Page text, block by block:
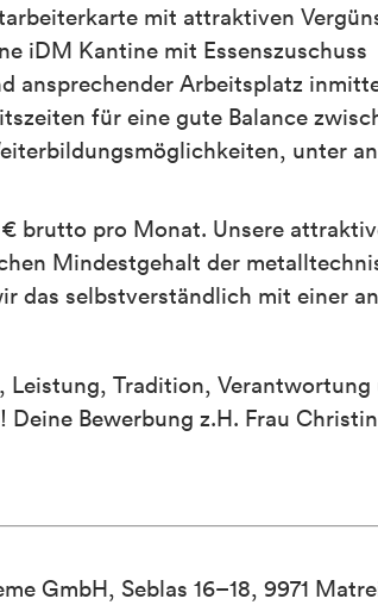
mit attraktiven
iDM Kantine mit Essenszuschuss
ansprechender Arbeitsplatz
für eine gute Balance
unter
brutto pro Monat. Unsere
Mindestgehalt der
das selbstverständlich mit einer
Leistung, Tradition,
Deine Bewerbung z.H. Frau
GmbH, Seblas 16–18, 9971